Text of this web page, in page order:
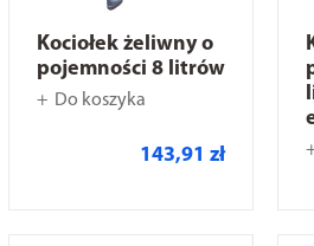
Kociołek żeliwny o
pojemności 8 litrów
Do koszyka
143,91 zł